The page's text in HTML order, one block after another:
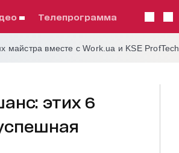
телепрограмма
майстра вместе с Work.ua и KSE ProfTech
этих 6